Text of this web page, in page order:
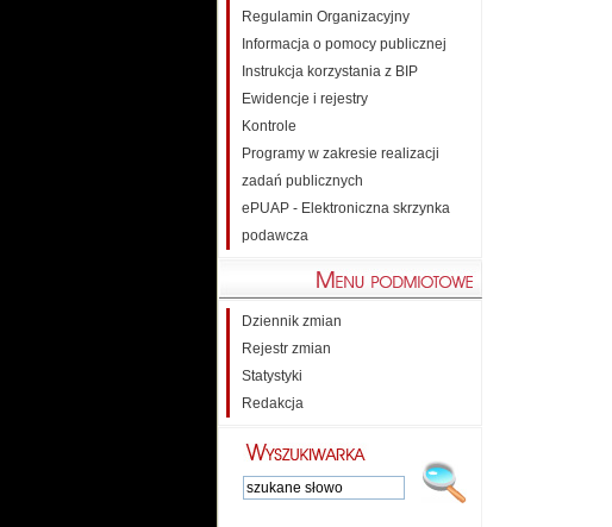
Regulamin Organizacyjny
Informacja o pomocy publicznej
Instrukcja korzystania z BIP
Ewidencje i rejestry
Kontrole
Programy w zakresie realizacji
zadań publicznych
ePUAP - Elektroniczna skrzynka
podawcza
Dziennik zmian
Rejestr zmian
Statystyki
Redakcja